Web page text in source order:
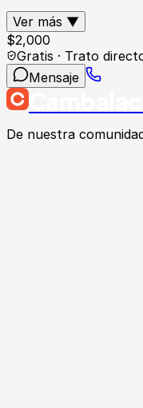
Ver más ▼
$2,000
Gratis · Trato
Mensaje
De nuestra